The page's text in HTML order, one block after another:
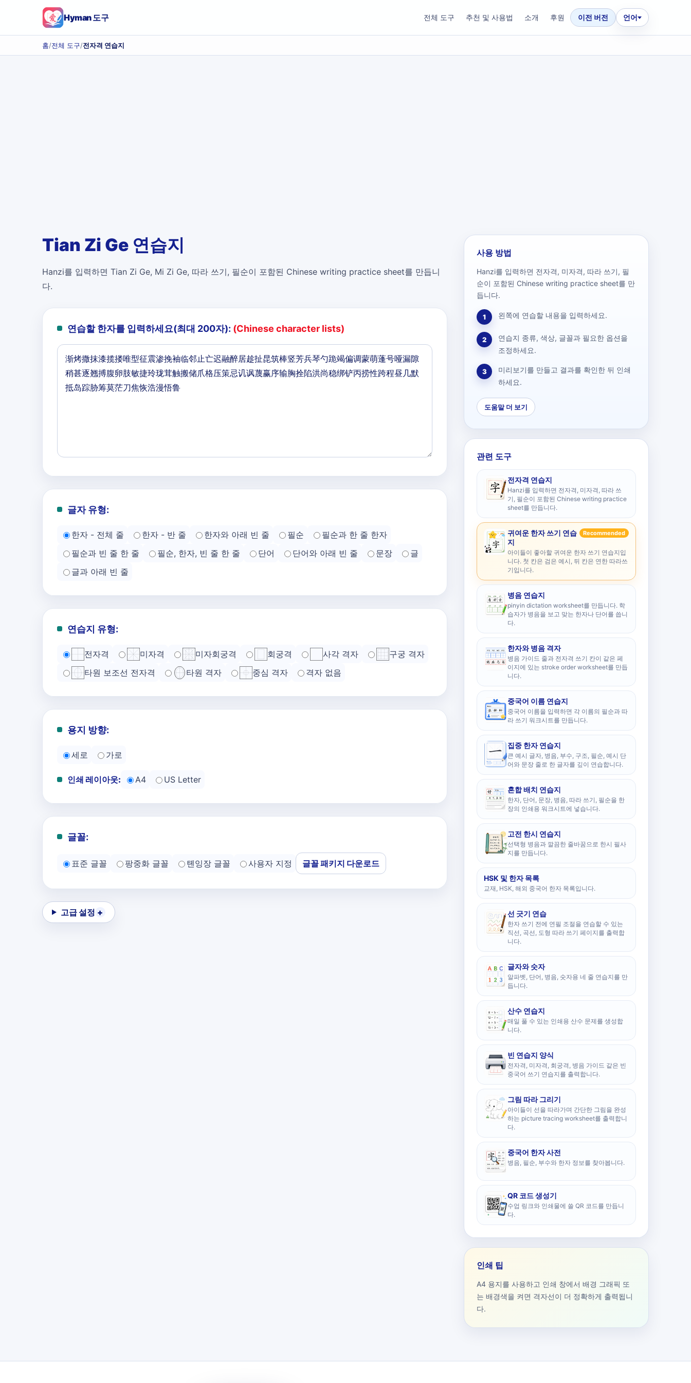
Hyman 도구 전체 도구 추천 및 사용법 소개 후원 이전 버전 언어
홈/전체 도구/전자격 연습지
Tian Zi Ge 연습지
Hanzi를 입력하면 Tian Zi Ge, Mi Zi Ge, 따라 쓰기, 필순이 포함된 Chinese writing practice sheet를 만듭니
다.
연습할 한자를 입력하세요(최대 200자): (Chinese character lists)
글자 유형:
한자 - 전체 줄 한자 - 반 줄 한자와 아래 빈 줄 필순
필순과 한 줄 한자
필순과 빈 줄 한 줄
필순, 한자, 빈 줄 한 줄 단어 단어와 아래 빈 줄 문장
글
글과 아래 빈 줄
연습지 유형:
전자격 미자격 미자회궁격 회궁격 사각 격자
구궁 격자
타원 보조선 전자격
타원 격자 중심 격자 격자 없음
용지 방향:
세로 가로
인쇄 레이아웃: A4 US Letter
글꼴:
표준 글꼴 팡중화 글꼴 톈잉장 글꼴 사용자 지정 글꼴 패키지 다운로드
고급 설정
사용 방법
Hanzi를 입력하면 전자격, 미자격, 따라 쓰기, 필
순이 포함된 Chinese writing practice sheet를 만
듭니다.
1 왼쪽에 연습할 내용을 입력하세요.
2
연습지 종류, 색상, 글꼴과 필요한 옵션을
조정하세요.
3
미리보기를 만들고 결과를 확인한 뒤 인쇄
하세요.
도움말 더 보기
관련 도구
전자격 연습지
Hanzi를 입력하면 전자격, 미자격, 따라 쓰
기, 필순이 포함된 Chinese writing practice
sheet를 만듭니다.
귀여운 한자 쓰기 연습
지
Recommended
아이들이 좋아할 귀여운 한자 쓰기 연습지입
니다. 첫 칸은 검은 예시, 뒤 칸은 연한 따라쓰
기입니다.
병음 연습지
pinyin dictation worksheet를 만듭니다. 학
습자가 병음을 보고 맞는 한자나 단어를 씁니
다.
한자와 병음 격자
병음 가이드 줄과 전자격 쓰기 칸이 같은 페
이지에 있는 stroke order worksheet를 만듭
니다.
중국어 이름 연습지
중국어 이름을 입력하면 각 이름의 필순과 따
라 쓰기 워크시트를 만듭니다.
집중 한자 연습지
큰 예시 글자, 병음, 부수, 구조, 필순, 예시 단
어와 문장 줄로 한 글자를 깊이 연습합니다.
혼합 배치 연습지
한자, 단어, 문장, 병음, 따라 쓰기, 필순을 한
장의 인쇄용 워크시트에 넣습니다.
고전 한시 연습지
선택형 병음과 깔끔한 줄바꿈으로 한시 필사
지를 만듭니다.
HSK 및 한자 목록
교재, HSK, 해외 중국어 한자 목록입니다.
선 긋기 연습
한자 쓰기 전에 연필 조절을 연습할 수 있는
직선, 곡선, 도형 따라 쓰기 페이지를 출력합
니다.
글자와 숫자
알파벳, 단어, 병음, 숫자용 네 줄 연습지를 만
듭니다.
산수 연습지
매일 풀 수 있는 인쇄용 산수 문제를 생성합
니다.
빈 연습지 양식
전자격, 미자격, 회궁격, 병음 가이드 같은 빈
중국어 쓰기 연습지를 출력합니다.
그림 따라 그리기
아이들이 선을 따라가며 간단한 그림을 완성
하는 picture tracing worksheet를 출력합니
다.
중국어 한자 사전
병음, 필순, 부수와 한자 정보를 찾아봅니다.
QR 코드 생성기
수업 링크와 인쇄물에 쓸 QR 코드를 만듭니
다.
인쇄 팁
A4 용지를 사용하고 인쇄 창에서 배경 그래픽 또
는 배경색을 켜면 격자선이 더 정확하게 출력됩니
다.